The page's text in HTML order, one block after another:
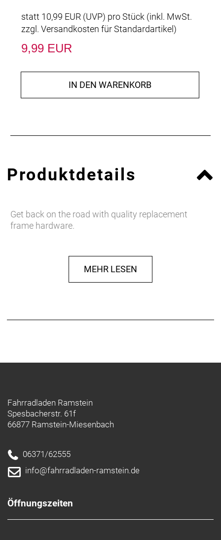
statt 10,99 EUR (UVP) pro Stück (inkl. MwSt.
zzgl. Versandkosten für Standardartikel)
9,99 EUR
IN DEN WARENKORB
Produktdetails
Get back on the road with quality replacement
frame hardware.
MEHR LESEN
Fahrradladen Ramstein
Spesbacherstr. 61f
66877 Ramstein-Miesenbach
06371/62555
info@fahrradladen-ramstein.de
Öffnungszeiten